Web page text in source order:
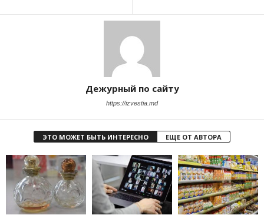
Дежурный по сайту
https://izvestia.md
ЭТО МОЖЕТ БЫТЬ ИНТЕРЕСНО ЕЩЕ ОТ АВТОРА